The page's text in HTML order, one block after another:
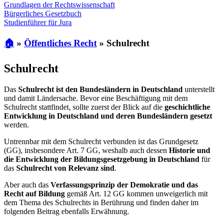
Grundlagen der Rechtswissenschaft
Bürgerliches Gesetzbuch
Studienführer für Jura
🏠 » Öffentliches Recht » Schulrecht
Schulrecht
Das Schulrecht ist den Bundesländern in Deutschland unterstellt
und damit Ländersache. Bevor eine Beschäftigung mit dem
Schulrecht stattfindet, sollte zuerst der Blick auf die geschichtliche
Entwicklung in Deutschland und deren Bundesländern gesetzt
werden.
Untrennbar mit dem Schulrecht verbunden ist das Grundgesetz
(GG), insbesondere Art. 7 GG, weshalb auch dessen Historie und
die Entwicklung der Bildungsgesetzgebung in Deutschland für
das Schulrecht von Relevanz sind.
Aber auch das Verfassungsprinzip der Demokratie und das
Recht auf Bildung gemäß Art. 12 GG kommen unweigerlich mit
dem Thema des Schulrechts in Berührung und finden daher im
folgenden Beitrag ebenfalls Erwähnung.